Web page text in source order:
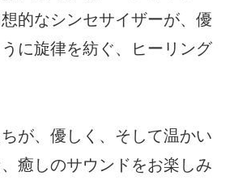
的なシンセサイザーが、優
に旋律を紡ぐ、ヒーリング
が、優しく、そして温かい
癒しのサウンドをお楽しみ